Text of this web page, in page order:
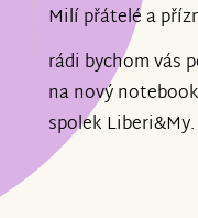
Vaše důvěra a
dodaly
má smysl.
budeme
Milí přátelé a
rádi bychom vás
na nový
spolek Liberi&My.